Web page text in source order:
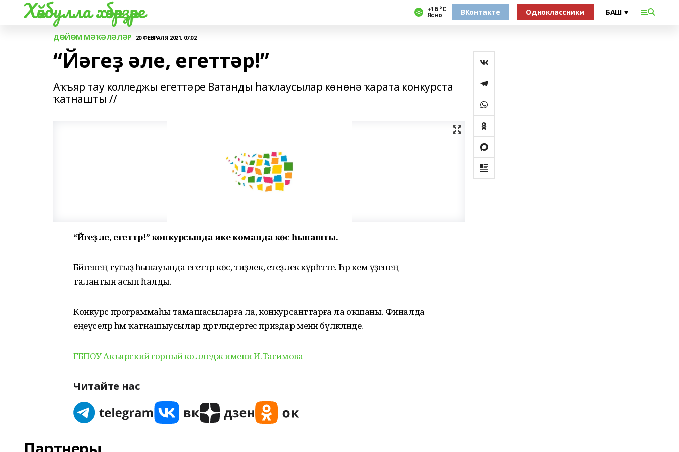
Хәйбулла хәбәрҙәре +16 °С
Ясно ВКонтакте Одноклассники
ДӨЙӨМ МӘҠӘЛӘЛӘР 20 ФЕВРАЛЯ 2021, 07:02
“Йәгеҙ әле, егеттәр!”
Аҡъяр тау колледжы егеттәре Ватанды һаҡлаусылар көнөнә ҡарата конкурста
ҡатнашты //
“Йәгеҙ әле, егеттәр!” конкурсында ике команда көс һынашты.
Бәйгенең туғыҙ һынауында егеттәр көс, тиҙлек, етеҙлек күрһәтте. Һәр кем үҙенең
талантын асып һалды.
Конкурс программаһы тамашасыларға ла, конкурсанттарға ла оҡшаны. Финалда
еңеүселәр һәм ҡатнашыусылар дәртләндергес приздар менән бүләкләнде.
ГБПОУ Акъярский горный колледж имени И.Тасимова
Читайте нас